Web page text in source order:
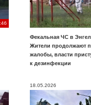
Фекальная ЧС в
Жители продолжают
жалобы, власти
к дезинфекции
18.05.2026